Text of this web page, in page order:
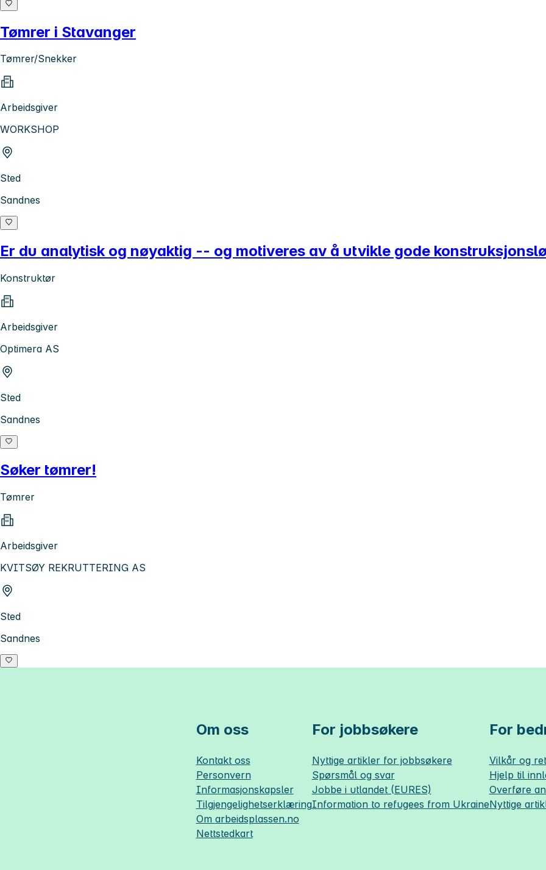
Tømrer i Stavanger
Tømrer/Snekker
Arbeidsgiver
WORKSHOP
Sted
Sandnes
Er du analytisk og nøyaktig -- og motiveres av å utvikle gode
Konstruktør
Arbeidsgiver
Optimera AS
Sted
Sandnes
Søker tømrer!
Tømrer
Arbeidsgiver
KVITSØY REKRUTTERING AS
Sted
Sandnes
Om oss
Kontakt oss
Personvern
Informasjonskapsler
Tilgjengelighetserklæring
Om arbeidsplassen.no
Nettstedkart
For jobbsøkere
Nyttige artikler for jobbsøkere
Spørsmål og svar
Jobbe i utlandet (EURES)
Information to refugees from Ukraine
For
Vilkår og
Hjelp til
Overføre
Nyttige